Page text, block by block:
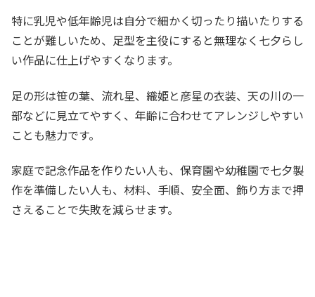
特に乳児や低年齢児は自分で細かく切ったり描いたりする
ことが難しいため、足型を主役にすると無理なく七夕らし
い作品に仕上げやすくなります。
足の形は笹の葉、流れ星、織姫と彦星の衣装、天の川の一
部などに見立てやすく、年齢に合わせてアレンジしやすい
ことも魅力です。
家庭で記念作品を作りたい人も、保育園や幼稚園で七夕製
作を準備したい人も、材料、手順、安全面、飾り方まで押
さえることで失敗を減らせます。